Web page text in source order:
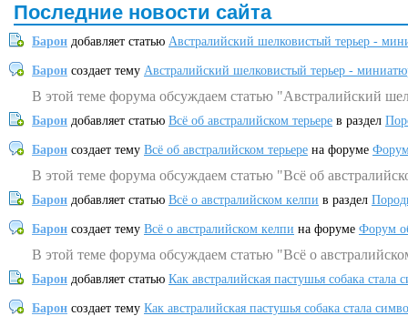
Последние новости сайта
Барон добавляет статью Австралийский шелковистый терьер -
Барон создает тему Австралийский шелковистый терьер -
В этой теме форума обсуждаем статью "Австралийский
Барон добавляет статью Всё об австралийском терьере в раздел
Барон создает тему Всё об австралийском терьере на форуме
В этой теме форума обсуждаем статью "Всё об
Барон добавляет статью Всё о австралийском келпи в раздел
Барон создает тему Всё о австралийском келпи на форуме Форум
В этой теме форума обсуждаем статью "Всё о
Барон добавляет статью Как австралийская пастушья собака
Барон создает тему Как австралийская пастушья собака стала